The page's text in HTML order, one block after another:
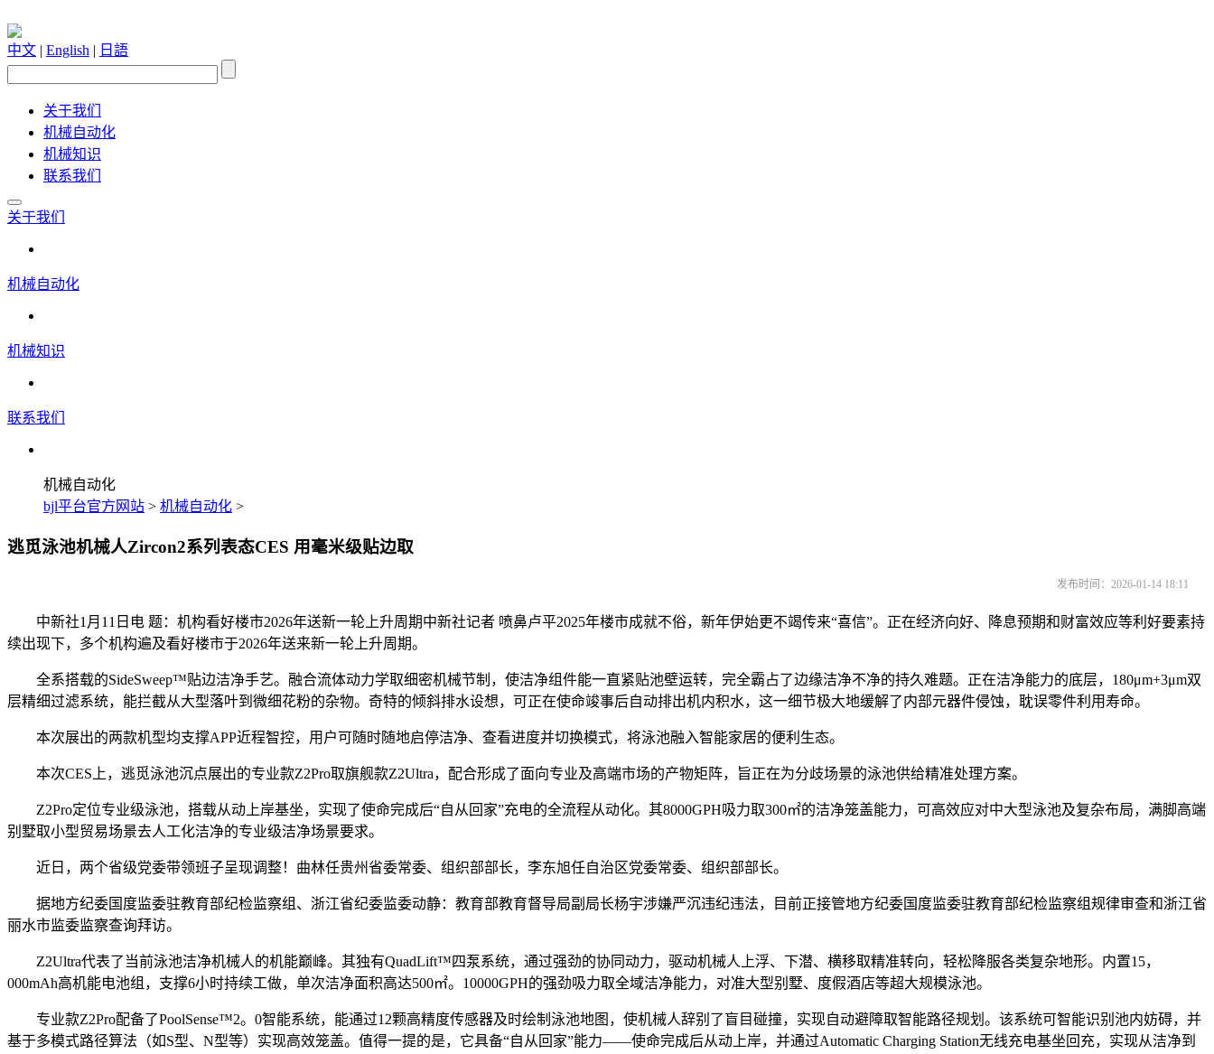
中文 | English | 日語
关于我们
机械自动化
机械知识
联系我们
关于我们
机械自动化
机械知识
联系我们
机械自动化
bjl平台官方网站 > 机械自动化 >
逃觅泳池机械人Zircon2系列表态CES 用毫米级贴边取
发布时间：2026-01-14 18:11
中新社1月11日电 题：机构看好楼市2026年送新一轮上升周期中新社记者 喷鼻卢平2025年楼市成就不俗，新年伊始更不竭传来“喜信”。正在经济向好、降息预期和财富效应等利好要素持
续出现下，多个机构遍及看好楼市于2026年送来新一轮上升周期。
全系搭载的SideSweep™贴边洁净手艺。融合流体动力学取细密机械节制，使洁净组件能一直紧贴池壁运转，完全霸占了边缘洁净不净的持久难题。正在洁净能力的底层，180μm+3μm双
层精细过滤系统，能拦截从大型落叶到微细花粉的杂物。奇特的倾斜排水设想，可正在使命竣事后自动排出机内积水，这一细节极大地缓解了内部元器件侵蚀，耽误零件利用寿命。
本次展出的两款机型均支撑APP近程智控，用户可随时随地启停洁净、查看进度并切换模式，将泳池融入智能家居的便利生态。
本次CES上，逃觅泳池沉点展出的专业款Z2Pro取旗舰款Z2Ultra，配合形成了面向专业及高端市场的产物矩阵，旨正在为分歧场景的泳池供给精准处理方案。
Z2Pro定位专业级泳池，搭载从动上岸基坐，实现了使命完成后“自从回家”充电的全流程从动化。其8000GPH吸力取300㎡的洁净笼盖能力，可高效应对中大型泳池及复杂布局，满脚高端
别墅取小型贸易场景去人工化洁净的专业级洁净场景要求。
近日，两个省级党委带领班子呈现调整！曲林任贵州省委常委、组织部部长，李东旭任自治区党委常委、组织部部长。
据地方纪委国度监委驻教育部纪检监察组、浙江省纪委监委动静：教育部教育督导局副局长杨宇涉嫌严沉违纪违法，目前正接管地方纪委国度监委驻教育部纪检监察组规律审查和浙江省
丽水市监委监察查询拜访。
Z2Ultra代表了当前泳池洁净机械人的机能巅峰。其独有QuadLift™四泵系统，通过强劲的协同动力，驱动机械人上浮、下潜、横移取精准转向，轻松降服各类复杂地形。内置15，
000mAh高机能电池组，支撑6小时持续工做，单次洁净面积高达500㎡。10000GPH的强劲吸力取全域洁净能力，对准大型别墅、度假酒店等超大规模泳池。
专业款Z2Pro配备了PoolSense™2。0智能系统，能通过12颗高精度传感器及时绘制泳池地图，使机械人辞别了盲目碰撞，实现自动避障取智能路径规划。该系统可智能识别池内妨碍，并
基于多模式路径算法（如S型、N型等）实现高效笼盖。值得一提的是，它具备“自从回家”能力——使命完成后从动上岸，并通过Automatic Charging Station无线充电基坐回充，实现从洁净到